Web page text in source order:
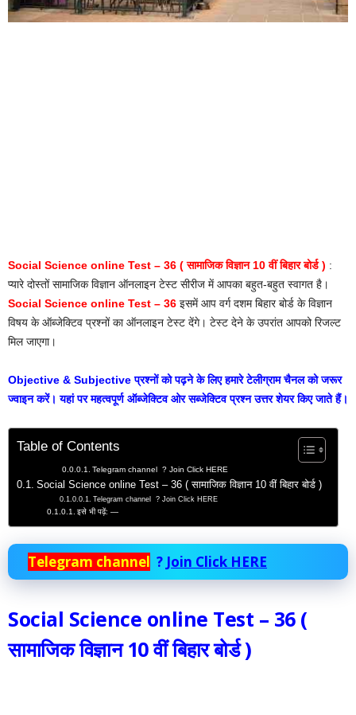
Social Science online Test – 36 ( सामाजिक विज्ञान 10 वीं बिहार बोर्ड ) :
प्यारे दोस्तों सामाजिक विज्ञान ऑनलाइन टेस्ट सीरीज में आपका बहुत-बहुत स्वागत है।
Social Science online Test – 36 इसमें आप वर्ग दशम बिहार बोर्ड के विज्ञान
विषय के ऑब्जेक्टिव प्रश्नों का ऑनलाइन टेस्ट देंगे। टेस्ट देने के उपरांत आपको रिजल्ट
मिल जाएगा।
Objective & Subjective प्रश्नों को पढ़ने के लिए हमारे टेलीग्राम चैनल को जरूर
ज्वाइन करें। यहां पर महत्वपूर्ण ऑब्जेक्टिव ओर सब्जेक्टिव प्रश्न उत्तर शेयर किए जाते हैं।
Table of Contents
Telegram channel ? Join Click HERE
Social Science online Test – 36 ( सामाजिक विज्ञान 10 वीं बिहार बोर्ड )
Telegram channel ? Join Click HERE
इसे भी पढ़ें: —
Telegram channel ? Join Click HERE
Social Science online Test – 36 (
सामाजिक विज्ञान 10 वीं बिहार बोर्ड )